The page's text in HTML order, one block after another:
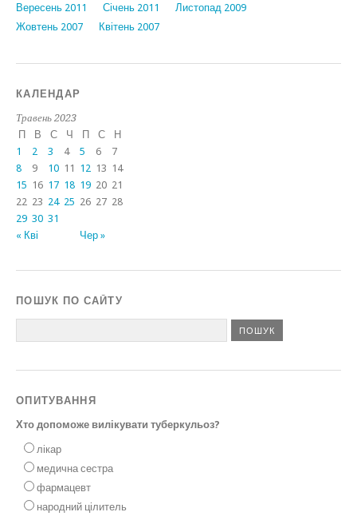
Вересень 2011
Січень 2011
Листопад 2009
Жовтень 2007
Квітень 2007
КАЛЕНДАР
Травень 2023
П
В С Ч П С Н
« Кві Чер »
1 2 3 4 5 6
7
8
9 10 11 12 13 14
15 16 17 18 19 20 21
22 23 24 25 26 27 28
29 30 31
ПОШУК ПО САЙТУ
ОПИТУВАННЯ
Хто допоможе вилікувати туберкульоз?
лікар
медична сестра
фармацевт
народний цілитель